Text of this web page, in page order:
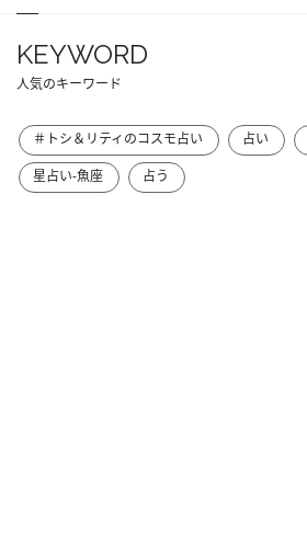
KEYWORD
人気のキーワード
＃トシ＆リティのコスモ占い 占い
星占い-魚座
占う